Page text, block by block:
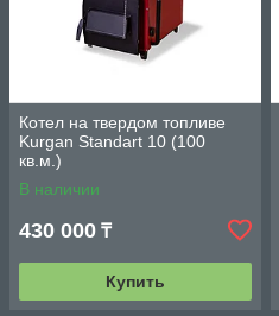
Котел на твердом топливе
Kurgan Standart 10 (100
кв.м.)
В наличии
430 000 ₸
Купить